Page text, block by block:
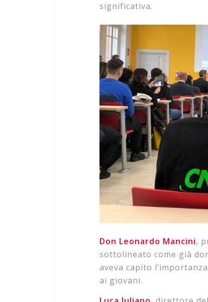
significativa.
Don Leonardo Mancini,
sottolineato come già
aveva capito
ai giovani.